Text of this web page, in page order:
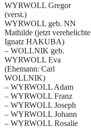
WYRWOLL Gregor
(verst.)
WYRWOLL geb. NN
Mathilde (jetzt verehelichte
Ignatz HAKUBA)
– WOLLNIK geb.
WYRWOLL Eva
(Ehemann: Carl
WOLLNIK)
– WYRWOLL Adam
– WYRWOLL Franz
– WYRWOLL Joseph
– WYRWOLL Johann
– WYRWOLL Rosalie